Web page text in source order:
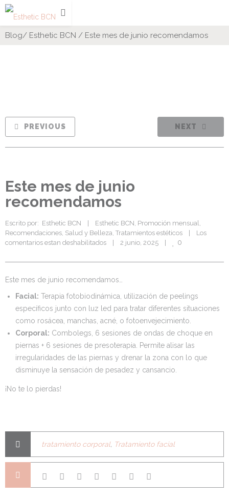
Blog/ Esthetic BCN / Este mes de junio recomendamos
NEXT
PREVIOUS
Este mes de junio
recomendamos
Escrito por: Esthetic BCN Esthetic BCN, Promoción mensual
Recomendaciones, Salud y Belleza, Tratamientos estéticos
Los
comentarios estan deshabilitados
2 junio, 2025 0
Este mes de junio recomendamos…
Facial: Terapia fotobiodinámica, utilización de peelings
específicos junto con luz led para tratar diferentes situaciones
como rosácea, manchas, acné, o fotoenvejecimiento.
Corporal: Combolegs, 6 sesiones de ondas de choque en
piernas + 6 sesiones de presoterapia. Permite alisar las
irregularidades de las piernas y drenar la zona con lo que
disminuye la sensación de pesadez y cansancio.
¡No te lo pierdas!
tratamiento corporal, Tratamiento facial